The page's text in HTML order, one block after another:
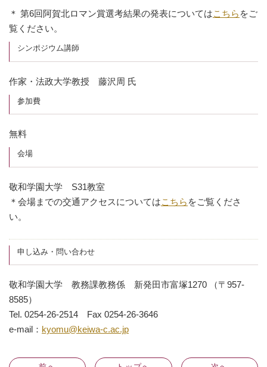
＊ 第6回阿賀北ロマン賞選考結果の発表についてはこちら をご
覧ください。
シンポジウム講師
作家・法政大学教授 藤沢周 氏
参加費
無料
会場
敬和学園大学 S31教室
＊会場までの交通アクセスについてはこちら をご覧くださ
い。
申し込み・問い合わせ
敬和学園大学 教務課教務係 新発田市富塚1270 （〒957-
8585）
Tel. 0254-26-2514 Fax 0254-26-3646
e-mail： kyomu@keiwa-c.ac.jp